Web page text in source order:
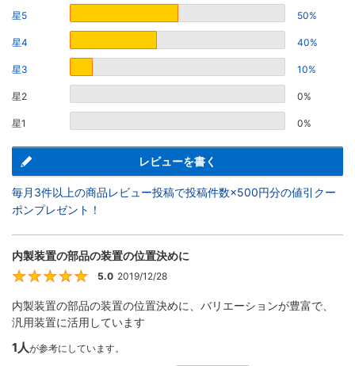
星5 50%
星4 40%
星3 10%
星2 0%
星1 0%
レビューを書く
毎月3件以上の商品レビュー投稿で投稿件数×500円分の値引クー
ポンプレゼント！
内製装置の部品の装置の位置決めに
5.0 2019/12/28
内製装置の部品の装置の位置決めに、バリエーションが豊富で、
汎用装置に活用しています
1人が参考にしています。